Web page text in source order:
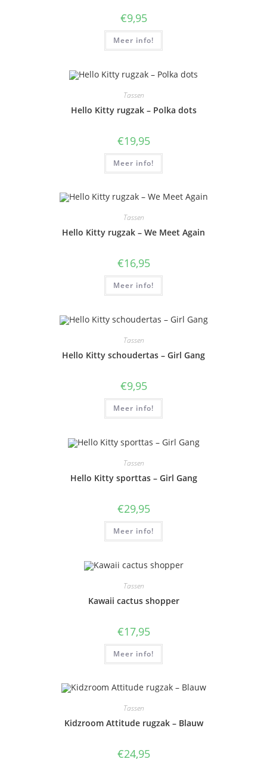
€9,95
Meer info!
Tassen
Hello Kitty rugzak – Polka dots
€19,95
Meer info!
Tassen
Hello Kitty rugzak – We Meet Again
€16,95
Meer info!
Tassen
Hello Kitty schoudertas – Girl Gang
€9,95
Meer info!
Tassen
Hello Kitty sporttas – Girl Gang
€29,95
Meer info!
Tassen
Kawaii cactus shopper
€17,95
Meer info!
Tassen
Kidzroom Attitude rugzak – Blauw
€24,95